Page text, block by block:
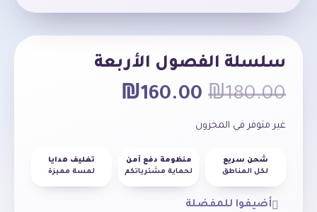
سلسلة الفصول الأربعة
₪180.00
₪160.00
غير متوفر في المخزون
شحن سريع
لكل المناطق
منظومة دفع آمن
لحماية مشترياتكم
تغليف هدايا
لمسة مميزة
أضيفوا للمفضلة